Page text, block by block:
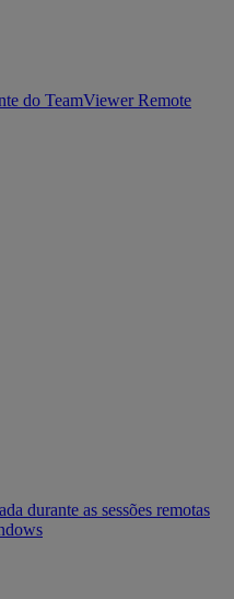
do TeamViewer Remote
durante as sessões remotas